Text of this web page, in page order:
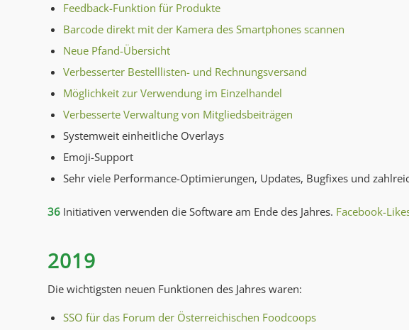
Feedback-Funktion für Produkte
Barcode direkt mit der Kamera des Smartphones scannen
Neue Pfand-Übersicht
Verbesserter Bestelllisten- und Rechnungsversand
Möglichkeit zur Verwendung im Einzelhandel
Verbesserte Verwaltung von Mitgliedsbeiträgen
Systemweit einheitliche Overlays
Emoji-Support
Sehr viele Performance-Optimierungen, Updates, Bugfixes und
36 Initiativen verwenden die Software am Ende des Jahres. Facebook-
2019
Die wichtigsten neuen Funktionen des Jahres waren:
SSO für das Forum der Österreichischen Foodcoops